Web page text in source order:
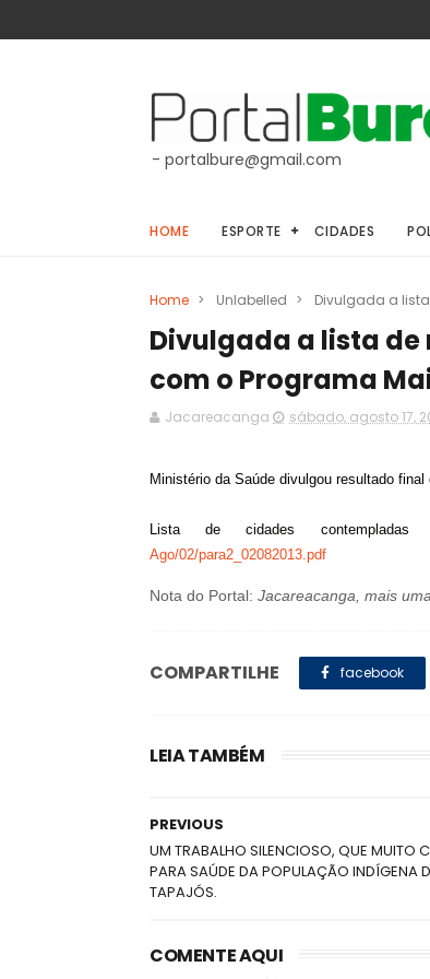
- portalbure@gmail.com
HOME ESPORTE CIDADES
Home > Unlabelled > Divulgada a
Divulgada a lista
com o Programa
Jacareacanga sábado, agosto 17,
Ministério da Saúde divulgou resultado
Lista de cidades
Ago/02/para2_02082013.pdf
Nota do Portal: Jacareacanga, mais
COMPARTILHE facebook
LEIA TAMBÉM
PREVIOUS
UM TRABALHO SILENCIOSO, QUE MUITO
PARA SAÚDE DA POPULAÇÃO INDÍGENA
TAPAJÓS.
COMENTE AQUI